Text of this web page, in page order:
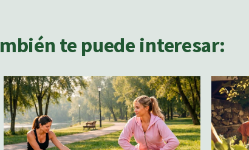
te puede interesar: